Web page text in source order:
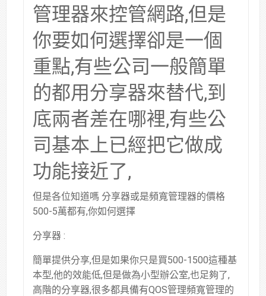
管理器來控管網路,但是
你要如何選擇卻是一個
重點,有些公司一般簡單
的都用分享器來替代,到
底兩者差在哪裡,有些公
司基本上已經把它做成
功能接近了,
但是各位知道嗎 分享器或是頻寬管理器的價格
500-5萬都有,你如何選擇
分享器 :
簡單提供分享,但是如果你只是買500-1500這種基
本型,他的效能低,但是做為小型辦公室,也足夠了,
高階的分享器,很多都具備有QOS管理頻寬管理的